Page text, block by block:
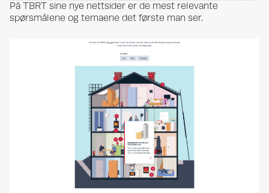
På TBRT sine nye nettsider er de mest relevante
spørsmålene og temaene det første man ser.